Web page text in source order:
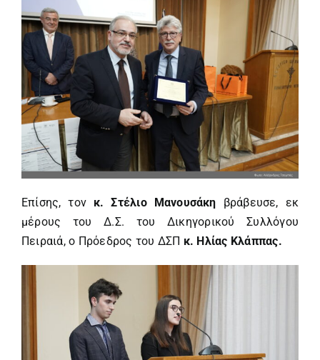
Επίσης, τον κ. Στέλιο Μανουσάκη βράβευσε, εκ
μέρους του Δ.Σ. του Δικηγορικού Συλλόγου
Πειραιά, ο Πρόεδρος του ΔΣΠ κ. Ηλίας Κλάππας.